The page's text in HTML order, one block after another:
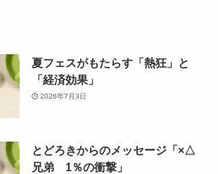
夏フェスがもたらす「熱狂」と
「経済効果」
2026年7月3日
とどろきからのメッセージ「×△
兄弟 1％の衝撃」